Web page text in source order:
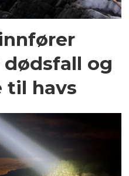
og
til havs